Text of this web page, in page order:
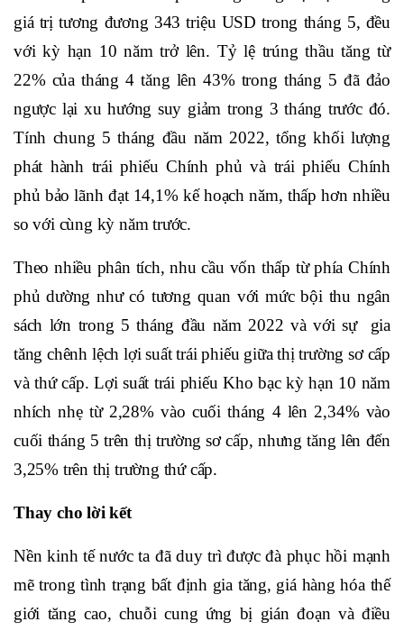
giá trị tương đương 343 triệu USD trong tháng 5, đều
với kỳ hạn 10 năm trở lên. Tỷ lệ trúng thầu tăng từ
22% của tháng 4 tăng lên 43% trong tháng 5 đã đảo
ngược lại xu hướng suy giảm trong 3 tháng trước đó.
Tính chung 5 tháng đầu năm 2022, tổng khối lượng
phát hành trái phiếu Chính phủ và trái phiếu Chính
phủ bảo lãnh đạt 14,1% kế hoạch năm, thấp hơn nhiều
so với cùng kỳ năm trước.
Theo nhiều phân tích, nhu cầu vốn thấp từ phía Chính
phủ dường như có tương quan với mức bội thu ngân
sách lớn trong 5 tháng đầu năm 2022 và với sự gia
tăng chênh lệch lợi suất trái phiếu giữa thị trường sơ cấp
và thứ cấp. Lợi suất trái phiếu Kho bạc kỳ hạn 10 năm
nhích nhẹ từ 2,28% vào cuối tháng 4 lên 2,34% vào
cuối tháng 5 trên thị trường sơ cấp, nhưng tăng lên đến
3,25% trên thị trường thứ cấp.
Thay cho lời kết
Nền kinh tế nước ta đã duy trì được đà phục hồi mạnh
mẽ trong tình trạng bất định gia tăng, giá hàng hóa thế
giới tăng cao, chuỗi cung ứng bị gián đoạn và điều